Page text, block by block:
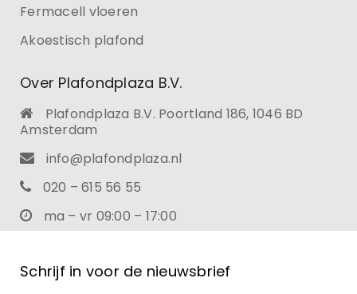
Fermacell vloeren
Akoestisch plafond
Over Plafondplaza B.V.
Plafondplaza B.V. Poortland 186, 1046 BD
Amsterdam
info@plafondplaza.nl
020 – 615 56 55
ma – vr 09:00 – 17:00
Schrijf in voor de nieuwsbrief